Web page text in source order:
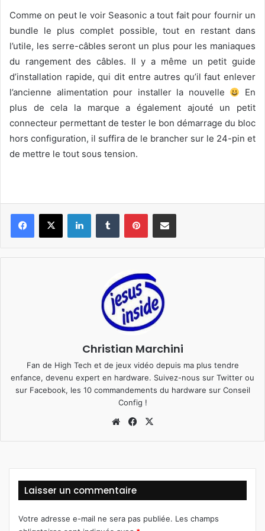
Comme on peut le voir Seasonic a tout fait pour fournir un
bundle le plus complet possible, tout en restant dans
l’utile, les serre-câbles seront un plus pour les maniaques
du rangement des câbles. Il y a même un petit guide
d’installation rapide, qui dit entre autres qu’il faut enlever
l’ancienne alimentation pour installer la nouvelle
En
plus de cela la marque a également ajouté un petit
connecteur permettant de tester le bon démarrage du bloc
hors configuration, il suffira de le brancher sur le 24-pin et
de mettre le tout sous tension.
Christian Marchini
Fan de High Tech et de jeux vidéo depuis ma plus tendre
enfance, devenu expert en hardware. Suivez-nous sur Twitter ou
sur Facebook, les 10 commandements du hardware sur Conseil
Config !
We
Fa
Laisser un commentaire
Votre adresse e-mail ne sera pas publiée. Les champs